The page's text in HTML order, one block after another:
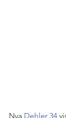
Nya Dehler 34